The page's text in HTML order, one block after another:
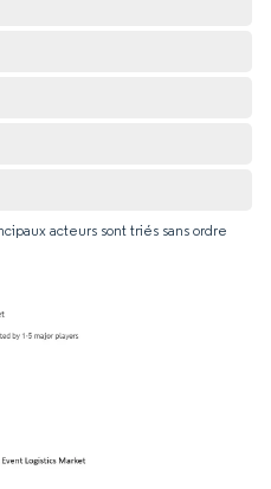
acteurs sont triés sans ordre